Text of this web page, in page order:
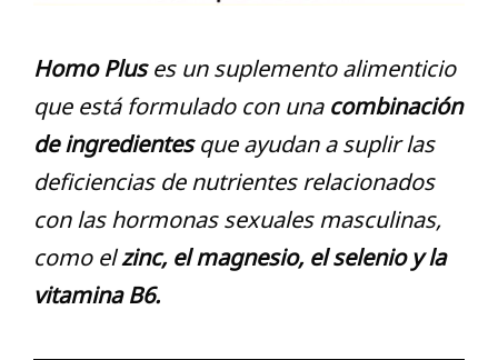
Homo Pluses un suplemento alimenticio
que está formulado con una combinación
de ingredientesque ayudan a suplir las
deficiencias de nutrientes relacionados
con las hormonas sexuales masculinas,
como elzinc, el magnesio, el selenio y la
vitamina B6.